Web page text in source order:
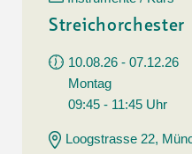
Streichorchester
10.08.26 - 07.12.26
Montag
09:45 - 11:45 Uhr
Loogstrasse 22,